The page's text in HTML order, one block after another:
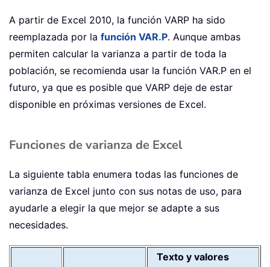
A partir de Excel 2010, la función VARP ha sido
reemplazada por la función VAR.P. Aunque ambas
permiten calcular la varianza a partir de toda la
población, se recomienda usar la función VAR.P en el
futuro, ya que es posible que VARP deje de estar
disponible en próximas versiones de Excel.
Funciones de varianza de Excel
La siguiente tabla enumera todas las funciones de
varianza de Excel junto con sus notas de uso, para
ayudarle a elegir la que mejor se adapte a sus
necesidades.
Texto y valores